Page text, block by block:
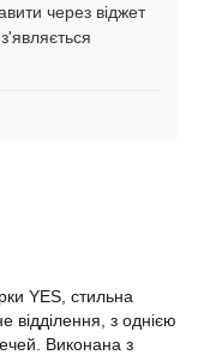
через віджет
YES, стильна
з однією
Виконана з